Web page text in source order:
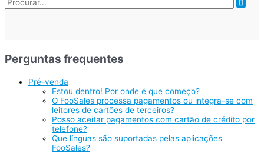
Perguntas frequentes
Pré-venda
Estou dentro! Por onde é que começo?
O FooSales processa pagamentos ou integra-se com
leitores de cartões de terceiros?
Posso aceitar pagamentos com cartão de crédito por
telefone?
Que línguas são suportadas pelas aplicações
FooSales?